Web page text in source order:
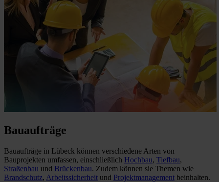
Bauaufträge
Bauaufträge in Lübeck können verschiedene Arten von
Bauprojekten umfassen, einschließlich Hochbau, Tiefbau,
Straßenbau und Brückenbau. Zudem können sie Themen wie
Brandschutz, Arbeitssicherheit und Projektmanagement beinhalten.